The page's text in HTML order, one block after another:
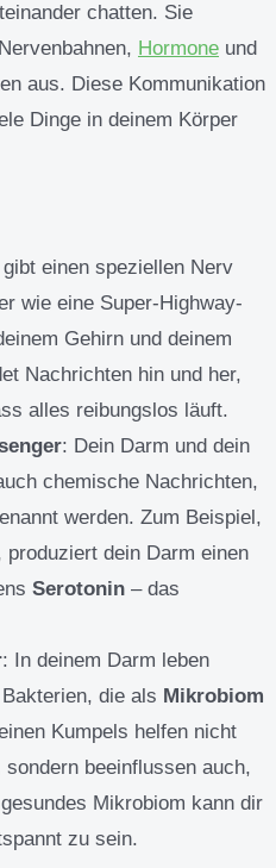
chatten. Sie
Hormone und
aus. Diese Kommunikation
Dinge in deinem Körper
einen speziellen Nerv
wie eine Super-Highway-
Gehirn und deinem
Nachrichten hin und her,
alles reibungslos läuft.
: Dein Darm und dein
chemische Nachrichten,
werden. Zum Beispiel,
dein Darm einen
Serotonin – das
: In deinem Darm leben
die als Mikrobiom
Kumpels helfen nicht
sondern beeinflussen auch,
Mikrobiom kann dir
zu sein.